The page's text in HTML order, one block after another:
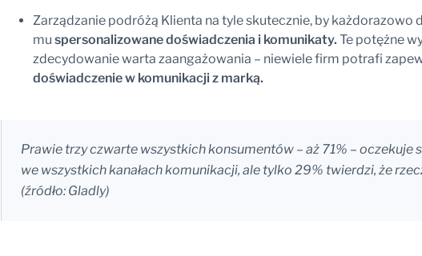
Zarządzanie podróżą Klienta na tyle skutecznie, by każdorazowo
mu spersonalizowane doświadczenia i komunikaty. Te potężne
zdecydowanie warta zaangażowania – niewiele firm potrafi
doświadczenie w komunikacji z marką.
Prawie trzy czwarte wszystkich konsumentów – aż 71% – oczekuje
we wszystkich kanałach komunikacji, ale tylko 29% twierdzi, że
(źródło: Gladly)